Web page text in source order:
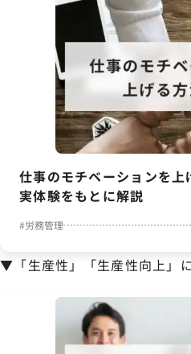
仕事のモチベーションを
実体験をもとに解説
#労務管理
▼「生産性」「生産性向上」